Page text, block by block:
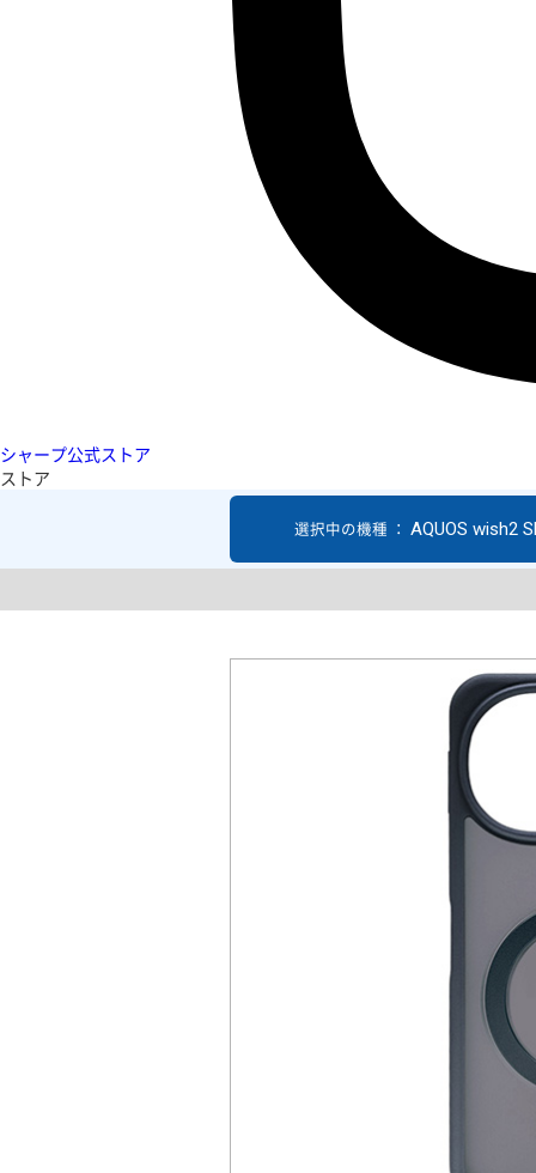
シャープ公式ストア
ストア
選択中の機種 ： AQUOS wish2